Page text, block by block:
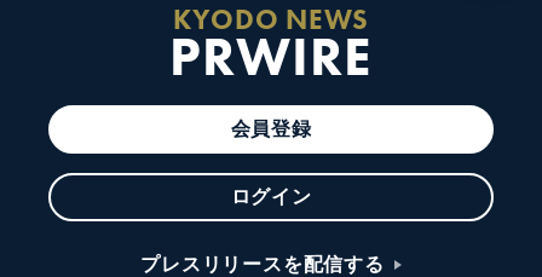
KYODO NEWS
PRWIRE
会員登録
ログイン
プレスリリースを配信する